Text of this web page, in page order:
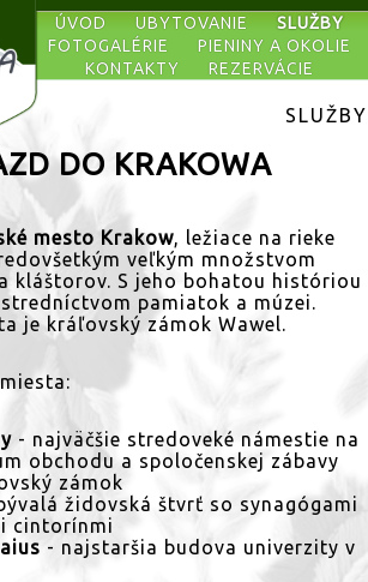
ÚVOD UBYTOVANIE
SLUŽBY
FOTOGALÉRIE
PIENINY A OKOLIE
KONTAKTY
REZERVÁCIE
SLUŽBY
DO KRAKOWA
mesto Krakow, ležiace na rieke
veľkým množstvom
kláštorov. S jeho bohatou históriou
pamiatok a múzei.
je kráľovský zámok Wawel.
- najväčšie stredoveké námestie na
obchodu a spoločenskej zábavy
zámok
židovská štvrť so synagógami
cintorínmi
- najstaršia budova univerzity v